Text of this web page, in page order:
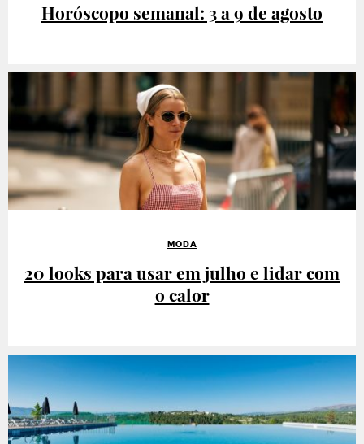
Horóscopo semanal: 3 a 9 de agosto
MODA
20 looks para usar em julho e lidar com
o calor